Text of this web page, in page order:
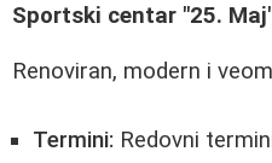
Sportski centar "25.
Renoviran, modern i
Termini: Redovni